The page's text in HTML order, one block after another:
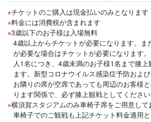
チケットのご購入は現金払いのみとなります
料金には消費税が含まれます
3歳以下のお子様は入場無料
4歳以上からチケットが必要になります。ま
が必要な場合はチケットが必要になります
人1名につき、4歳未満のお子様1名まで膝
ます。新型コロナウイルス感染症予防および
お隣りの席が空席であっても周辺のお客様
ります関係で、必ず膝上観戦としてください
横須賀スタジアムのみ車椅子席をご用意して
車椅子でのご観戦も上記チケット料金適用